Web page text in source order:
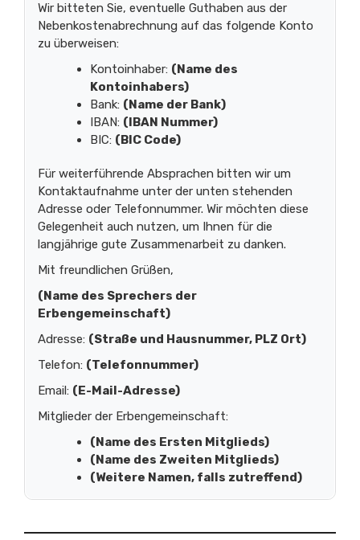
Wir bitteten Sie, eventuelle Guthaben aus der
Nebenkostenabrechnung auf das folgende Konto
zu überweisen:
Kontoinhaber: (Name des
Kontoinhabers)
Bank: (Name der Bank)
IBAN: (IBAN Nummer)
BIC: (BIC Code)
Für weiterführende Absprachen bitten wir um
Kontaktaufnahme unter der unten stehenden
Adresse oder Telefonnummer. Wir möchten diese
Gelegenheit auch nutzen, um Ihnen für die
langjährige gute Zusammenarbeit zu danken.
Mit freundlichen Grüßen,
(Name des Sprechers der
Erbengemeinschaft)
Adresse: (Straße und Hausnummer, PLZ Ort)
Telefon: (Telefonnummer)
Email: (E-Mail-Adresse)
Mitglieder der Erbengemeinschaft:
(Name des Ersten Mitglieds)
(Name des Zweiten Mitglieds)
(Weitere Namen, falls zutreffend)